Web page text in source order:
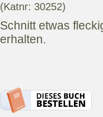
(Katnr: 30252)
Schnitt etwas
erhalten.